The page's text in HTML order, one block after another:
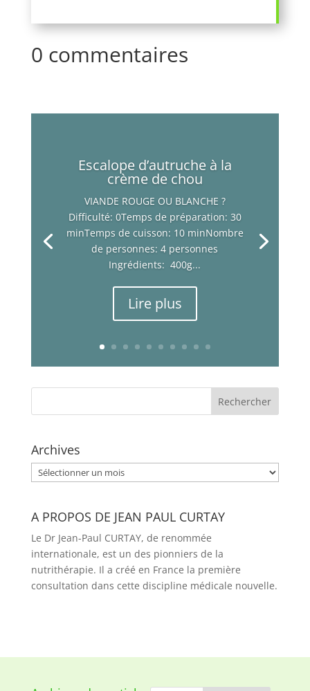
0 commentaires
Escalope d’autruche à la
crème de chou
VIANDE ROUGE OU BLANCHE ?
Difficulté: 0Temps de préparation: 30
minTemps de cuisson: 10 minNombre
de personnes: 4 personnes
Ingrédients: 400g...
Lire plus
Archives
Archives
A PROPOS DE JEAN PAUL CURTAY
Le Dr Jean-Paul CURTAY, de renommée
internationale, est un des pionniers de la
nutrithérapie. Il a créé en France la première
consultation dans cette discipline médicale nouvelle.